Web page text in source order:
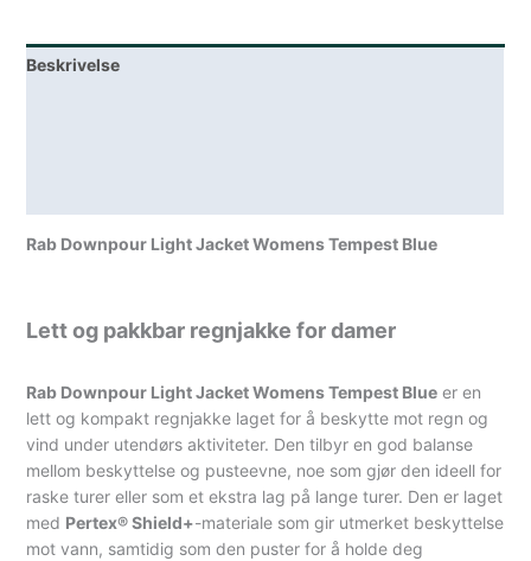
antall
Beskrivelse
Rab Downpour Light Jacket Womens Tempest Blue
Lett og pakkbar regnjakke for damer
Rab Downpour Light Jacket Womens Tempest Blue er en
lett og kompakt regnjakke laget for å beskytte mot regn og
vind under utendørs aktiviteter. Den tilbyr en god balanse
mellom beskyttelse og pusteevne, noe som gjør den ideell for
raske turer eller som et ekstra lag på lange turer. Den er laget
med Pertex® Shield+-materiale som gir utmerket beskyttelse
mot vann, samtidig som den puster for å holde deg